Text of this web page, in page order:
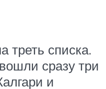
треть списка.
сразу три
и